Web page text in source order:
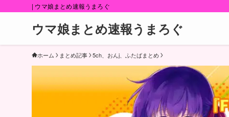
| ウマ娘まとめ速報うまろぐ
ウマ娘まとめ速報うまろぐ
ホーム まとめ記事 5ch、おんj、ふたばまとめ